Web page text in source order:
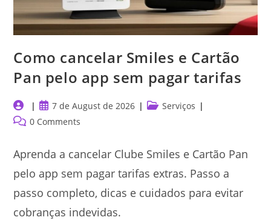
Como cancelar Smiles e Cartão
Pan pelo app sem pagar tarifas
Post
author:
Post
published:
7 de August de 2026
PostServiços
Post0 Comments
Aprenda a cancelar Clube Smiles e Cartão Pan
pelo app sem pagar tarifas extras. Passo a
passo completo, dicas e cuidados para evitar
cobranças indevidas.